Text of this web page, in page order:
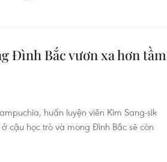
Đình Bắc vươn xa hơn tầm
huấn luyện viên Kim Sang-sik
cậu học trò và mong Đình Bắc sẽ còn